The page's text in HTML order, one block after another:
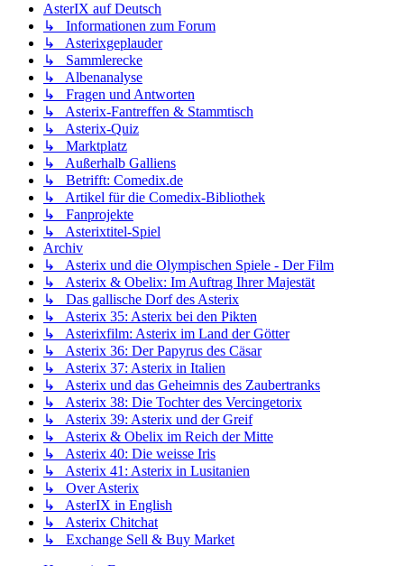
AsterIX auf Deutsch
↳ Informationen zum Forum
↳ Asterixgeplauder
↳ Sammlerecke
↳ Albenanalyse
↳ Fragen und Antworten
↳ Asterix-Fantreffen & Stammtisch
↳ Asterix-Quiz
↳ Marktplatz
↳ Außerhalb Galliens
↳ Betrifft: Comedix.de
↳ Artikel für die Comedix-Bibliothek
↳ Fanprojekte
↳ Asterixtitel-Spiel
Archiv
↳ Asterix und die Olympischen Spiele - Der Film
↳ Asterix & Obelix: Im Auftrag Ihrer Majestät
↳ Das gallische Dorf des Asterix
↳ Asterix 35: Asterix bei den Pikten
↳ Asterixfilm: Asterix im Land der Götter
↳ Asterix 36: Der Papyrus des Cäsar
↳ Asterix 37: Asterix in Italien
↳ Asterix und das Geheimnis des Zaubertranks
↳ Asterix 38: Die Tochter des Vercingetorix
↳ Asterix 39: Asterix und der Greif
↳ Asterix & Obelix im Reich der Mitte
↳ Asterix 40: Die weisse Iris
↳ Asterix 41: Asterix in Lusitanien
↳ Over Asterix
↳ AsterIX in English
↳ Asterix Chitchat
↳ Exchange Sell & Buy Market